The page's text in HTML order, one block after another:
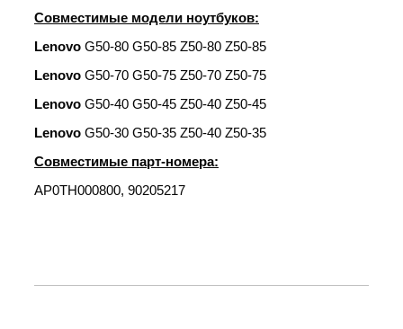
Совместимые модели ноутбуков:
Lenovo G50-80 G50-85 Z50-80 Z50-85
Lenovo G50-70 G50-75 Z50-70 Z50-75
Lenovo G50-40 G50-45 Z50-40 Z50-45
Lenovo G50-30 G50-35 Z50-40 Z50-35
Совместимые парт-номера:
AP0TH000800, 90205217